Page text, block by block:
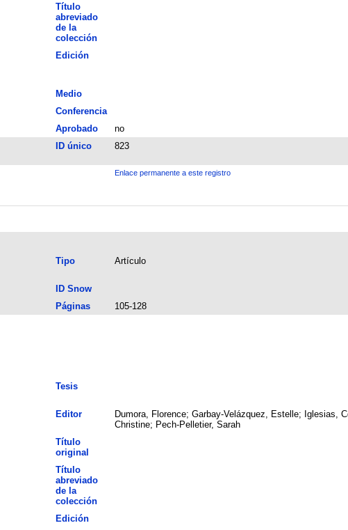
Título
abreviado
de la
colección
Edición
Medio
Conferencia
Aprobado
no
ID único 823
Enlace permanente a este registro
Tipo Artículo
ID Snow
Páginas
105-128
Tesis
Editor
Dumora, Florence; Garbay-Velázquez, Estelle; Iglesias,
Christine; Pech-Pelletier, Sarah
Título
original
Título
abreviado
de la
colección
Edición